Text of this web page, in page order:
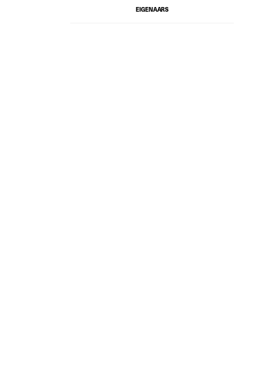
EIGENAARS